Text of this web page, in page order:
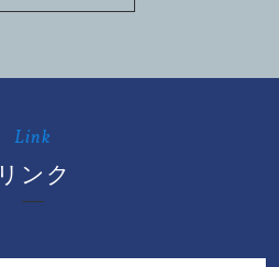
Link
リンク